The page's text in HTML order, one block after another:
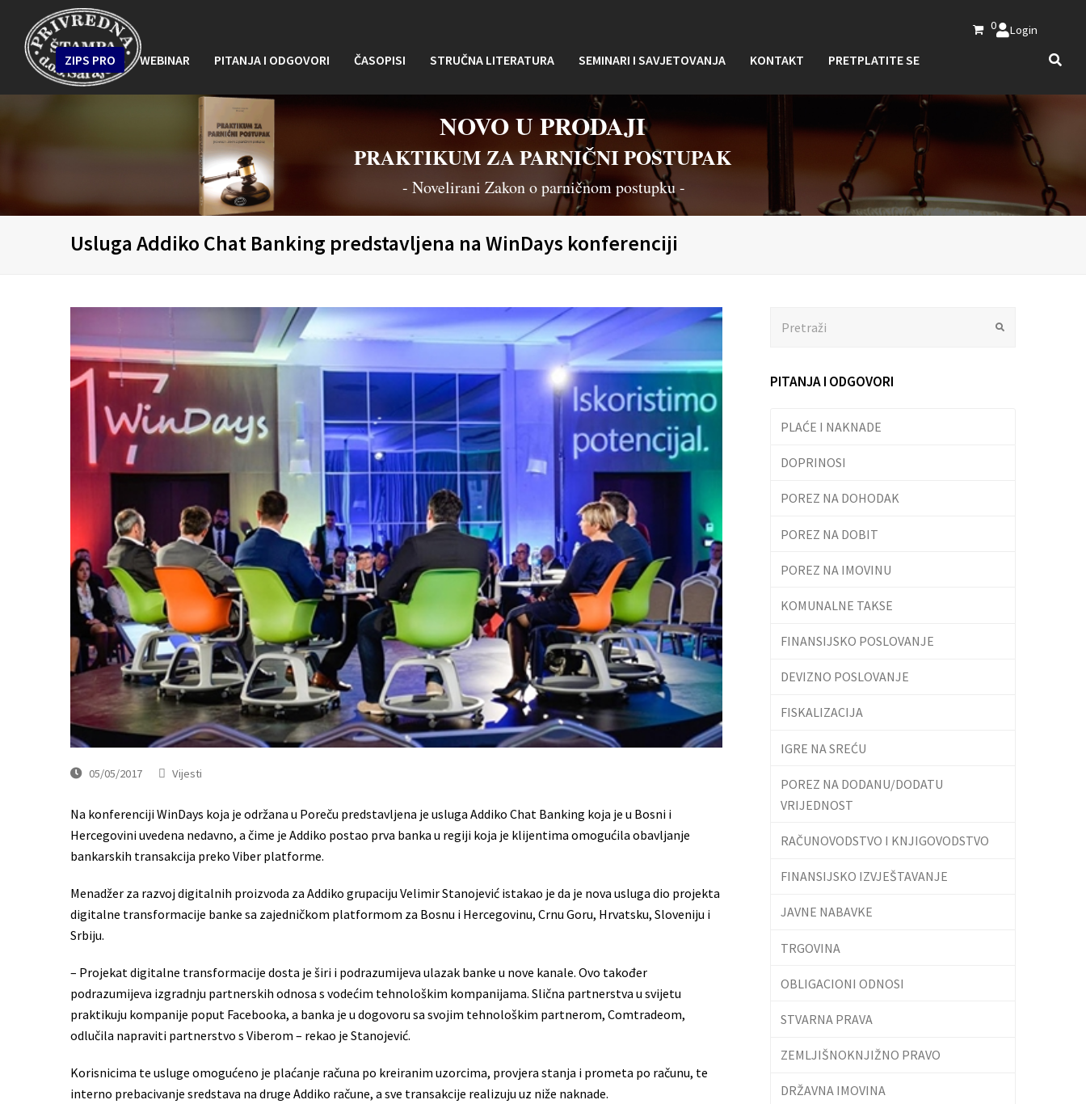
0 Login
ZIPS PRO WEBINAR PITANJA I ODGOVORI ČASOPISI STRUČNA LITERATURA SEMINARI I SAVJETOVANJA KONTAKT PRETPLATITE SE
NOVO U PRODAJI
PRAKTIKUM ZA PARNIČNI POSTUPAK
- Novelirani Zakon o parničnom postupku -
Usluga Addiko Chat Banking predstavljena na WinDays konferenciji
05/05/2017 Vijesti
Na konferenciji WinDays koja je održana u Poreču predstavljena je usluga Addiko Chat Banking koja je u Bosni i
Hercegovini uvedena nedavno, a čime je Addiko postao prva banka u regiji koja je klijentima omogućila obavljanje
bankarskih transakcija preko Viber platforme.
Menadžer za razvoj digitalnih proizvoda za Addiko grupaciju Velimir Stanojević istakao je da je nova usluga dio projekta
digitalne transformacije banke sa zajedničkom platformom za Bosnu i Hercegovinu, Crnu Goru, Hrvatsku, Sloveniju i
Srbiju.
– Projekat digitalne transformacije dosta je širi i podrazumijeva ulazak banke u nove kanale. Ovo također
podrazumijeva izgradnju partnerskih odnosa s vodećim tehnološkim kompanijama. Slična partnerstva u svijetu
praktikuju kompanije poput Facebooka, a banka je u dogovoru sa svojim tehnološkim partnerom, Comtradeom,
odlučila napraviti partnerstvo s Viberom – rekao je Stanojević.
Korisnicima te usluge omogućeno je plaćanje računa po kreiranim uzorcima, provjera stanja i prometa po računu, te
interno prebacivanje sredstava na druge Addiko račune, a sve transakcije realizuju uz niže naknade.
PITANJA I ODGOVORI
PLAĆE I NAKNADE
DOPRINOSI
POREZ NA DOHODAK
POREZ NA DOBIT
POREZ NA IMOVINU
KOMUNALNE TAKSE
FINANSIJSKO POSLOVANJE
DEVIZNO POSLOVANJE
FISKALIZACIJA
IGRE NA SREĆU
POREZ NA DODANU/DODATU
VRIJEDNOST
RAČUNOVODSTVO I KNJIGOVODSTVO
FINANSIJSKO IZVJEŠTAVANJE
JAVNE NABAVKE
TRGOVINA
OBLIGACIONI ODNOSI
STVARNA PRAVA
ZEMLJIŠNOKNJIŽNO PRAVO
DRŽAVNA IMOVINA